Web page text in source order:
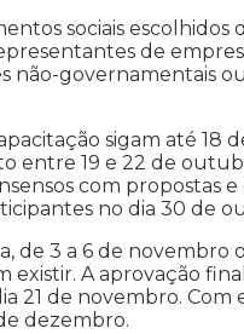
sociais escolhidos
de
não-governamentais
sigam até 18
entre 19 e 22 de
com propostas
no dia 30 de
de 3 a 6 de novembro
A aprovação
21 de novembro.
dezembro.